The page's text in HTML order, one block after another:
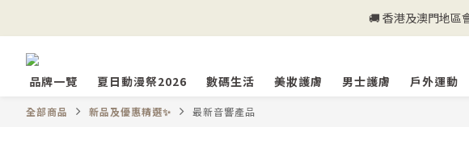
品牌一覽
夏日動漫祭2026 數碼生活 美妝護膚 男士護膚 戶外運動
全部商品 新品及優惠精選✨ 最新音響產品